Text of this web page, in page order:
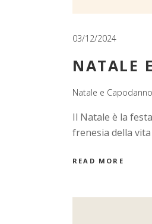
03/12/2024
NATALE
Natale e Capodanno
Il Natale è la
frenesia della
READ MORE